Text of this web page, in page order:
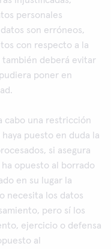
personales
son erróneos,
con respecto a la
deberá evitar
poner en
cabo una restricción
puesto en duda la
si asegura
opuesto al borrado
en su lugar la
necesita los datos
pero sí los
ejercicio o defensa
al